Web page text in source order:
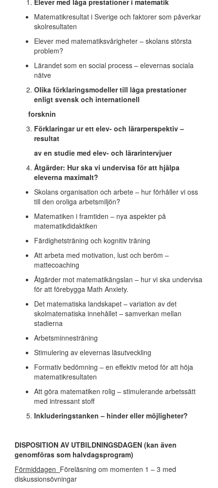
Elever med låga prestationer i matematik
Matematikresultat i Sverige och faktorer som påverkar
skolresultaten
Elever med matematiksvårigheter – skolans största
problem?
Lärandet som en social process – elevernas sociala
nätve
Olika förklaringsmodeller till låga prestationer
enligt svensk och internationell
forsknin
Förklaringar ur ett elev- och lärarperspektiv –
resultat
av en studie med elev- och lärarintervjuer
Åtgärder: Hur ska vi undervisa för att hjälpa
eleverna maximalt?
Skolans organisation och arbete – hur förhåller vi oss
till den oroliga arbetsmiljön?
Matematiken i framtiden – nya aspekter på
matematikdidaktiken
Färdighetsträning och kognitiv träning
Att arbeta med motivation, lust och beröm –
mattecoaching
Åtgärder mot matematikängslan – hur vi ska undervisa
för att förebygga Math Anxiety.
Det matematiska landskapet – variation av det
skolmatematiska innehållet – samverkan mellan
stadierna
Arbetsminnesträning
Stimulering av elevernas läsutveckling
Formativ bedömning – en effektiv metod för att höja
matematikresultaten
Att göra matematiken rolig – stimulerande arbetssätt
med intressant stoff
Inkluderingstanken – hinder eller möjligheter?
DISPOSITION AV UTBILDNINGSDAGEN (kan även
genomföras som halvdagsprogram)
Förmiddagen Föreläsning om momenten 1 – 3 med
diskussionsövningar